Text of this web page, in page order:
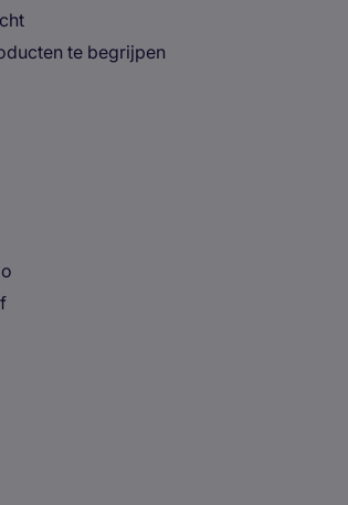
te begrijpen